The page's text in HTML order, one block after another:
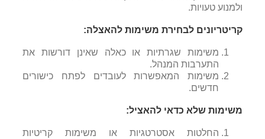
ולמנוע טעויות.
קריטריונים לבחירת משימות להאצלה:
משימות שגרתיות או כאלה שאינן דורשות את
התערבות המנהל.
משימות המאפשרות לעובדים לפתח כישורים
חדשים.
משימות שלא כדאי להאציל:
החלטות אסטרטגיות או משימות קריטיות